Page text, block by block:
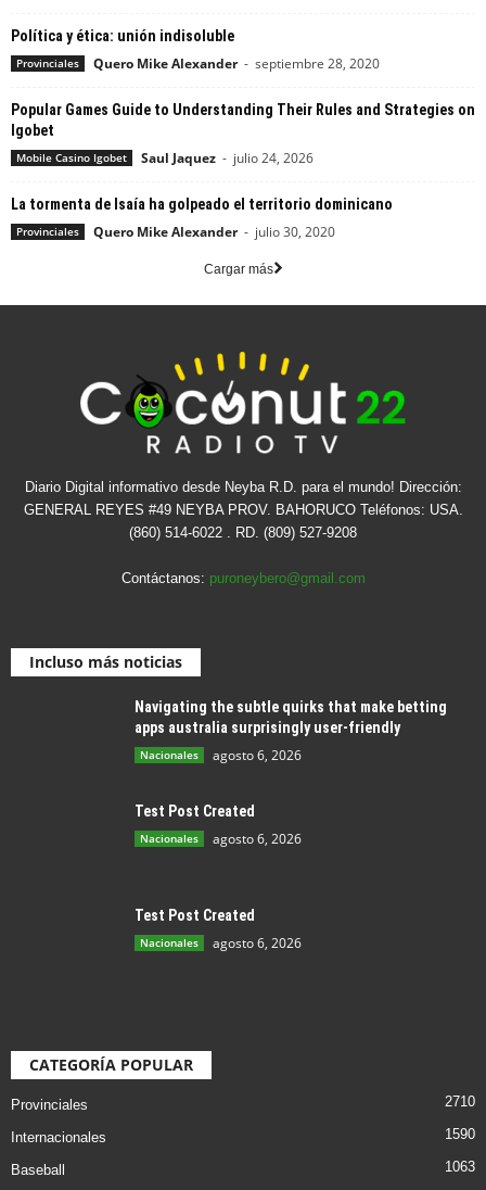
Política y ética: unión indisoluble
Provinciales Quero Mike Alexander - septiembre 28, 2020
Popular Games Guide to Understanding Their Rules and Strategies on
Igobet
Mobile Casino Igobet Saul Jaquez - julio 24, 2026
La tormenta de Isaía ha golpeado el territorio dominicano
Provinciales Quero Mike Alexander - julio 30, 2020
Cargar más
Diario Digital informativo desde Neyba R.D. para el mundo! Dirección:
GENERAL REYES #49 NEYBA PROV. BAHORUCO Teléfonos: USA.
(860) 514-6022 . RD. (809) 527-9208
Contáctanos: puroneybero@gmail.com
Incluso más noticias
Navigating the subtle quirks that make betting
apps australia surprisingly user-friendly
Nacionales agosto 6, 2026
Test Post Created
Nacionales agosto 6, 2026
Test Post Created
Nacionales agosto 6, 2026
CATEGORÍA POPULAR
Provinciales 2710
Internacionales 1590
Baseball 1063